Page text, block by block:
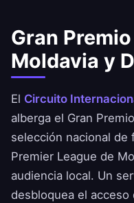
Gran
Moldavia y
El Circuito
alberga el Gran
selección nacional de
Premier League de
audiencia local. Un
desbloquea el